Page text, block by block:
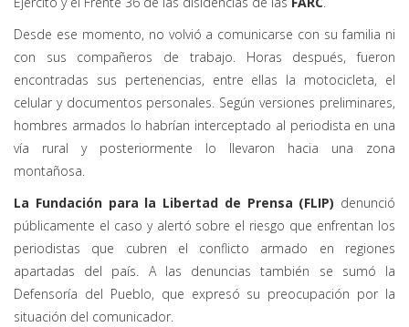
Desde ese momento, no volvió a comunicarse con su familia ni
con sus compañeros de trabajo. Horas después, fueron
encontradas sus pertenencias, entre ellas la motocicleta, el
celular y documentos personales. Según versiones preliminares,
hombres armados lo habrían interceptado al periodista en una
vía rural y posteriormente lo llevaron hacia una zona
montañosa.
La Fundación para la Libertad de Prensa (FLIP) denunció
públicamente el caso y alertó sobre el riesgo que enfrentan los
periodistas que cubren el conflicto armado en regiones
apartadas del país. A las denuncias también se sumó la
Defensoría del Pueblo, que expresó su preocupación por la
situación del comunicador.